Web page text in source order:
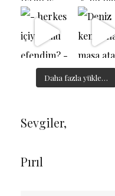
Daha fazla yükle…
Sevgiler,
Pırıl